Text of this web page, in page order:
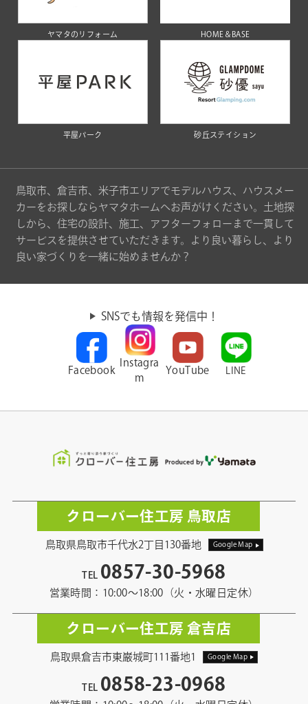
ヤマタのリフォーム HOME＆BASE
平屋パーク 砂丘ステイション
鳥取市、倉吉市、米子市エリアでモデルハウス、ハウスメー
カーをお探しならヤマタホームへお声がけください。土地探
しから、住宅の設計、施工、アフターフォローまで一貫して
サービスを提供させていただきます。より良い暮らし、より
良い家づくりを一緒に始めませんか？
SNSでも情報を発信中！
Facebook
Instagra
m
YouTube LINE
クローバー住工房 鳥取店
鳥取県鳥取市千代水2丁目130番地 Google Map
TEL 0857-30-5968
営業時間：10:00〜18:00（火・水曜日定休）
クローバー住工房 倉吉店
鳥取県倉吉市東巌城町111番地1 Google Map
TEL 0858-23-0968